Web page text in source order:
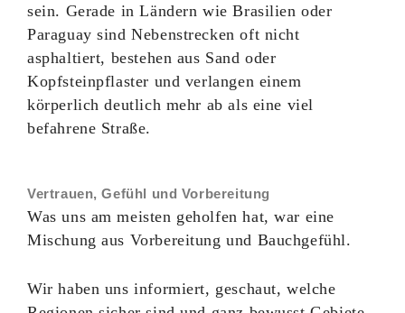
sein. Gerade in Ländern wie Brasilien oder
Paraguay sind Nebenstrecken oft nicht
asphaltiert, bestehen aus Sand oder
Kopfsteinpflaster und verlangen einem
körperlich deutlich mehr ab als eine viel
befahrene Straße.
Vertrauen, Gefühl und Vorbereitung
Was uns am meisten geholfen hat, war eine
Mischung aus Vorbereitung und Bauchgefühl.
Wir haben uns informiert, geschaut, welche